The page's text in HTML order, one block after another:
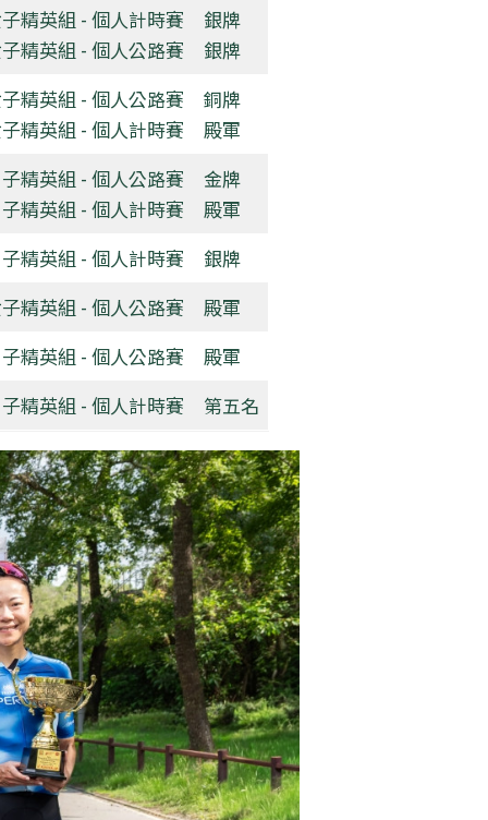
精英組 - 個人計時賽
精英組 - 個人公路賽
銀牌
銀牌
精英組 - 個人公路賽
精英組 - 個人計時賽
銅牌
殿軍
精英組 - 個人公路賽
精英組 - 個人計時賽
金牌
殿軍
精英組 - 個人計時賽
銀牌
精英組 - 個人公路賽
殿軍
精英組 - 個人公路賽
殿軍
精英組 - 個人計時賽
第五名